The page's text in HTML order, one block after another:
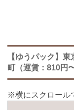
【ゆうパック】
町（運賃：810円〜